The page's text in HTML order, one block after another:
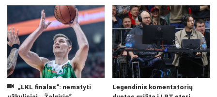
„LKL finalas“: nematyti
Legendinis komentatorių